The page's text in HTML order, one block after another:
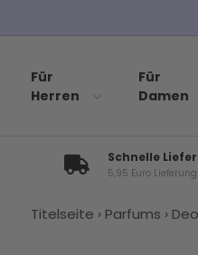
Für
Herren
Für
Damen
Schnelle
5,95 Euro
Titelseite › Parfums ›